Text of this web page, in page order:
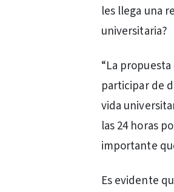
les llega una
universitaria?
“La
participar de
vida
las 24 horas
importante
Es evidente